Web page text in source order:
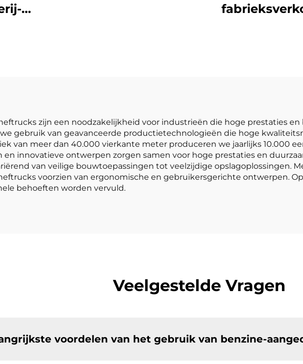
zijn een noodzakelijkheid voor industrieën die hoge prestaties
we gebruik van geavanceerde productietechnologieën die hoge
van meer dan 40.000 vierkante meter produceren we jaarlijks 10.000
innovatieve ontwerpen zorgen samen voor hoge prestaties en
van veilige bouwtoepassingen tot veelzijdige opslagoplossingen.
voorzien van ergonomische en gebruikersgerichte ontwerpen.
behoeften worden vervuld.
Veelgestelde Vragen
voordelen van het gebruik van benzine-